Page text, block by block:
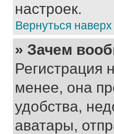
настроек.
Вернуться наверх
» Зачем
Регистрация
менее, она
удобства,
аватары,